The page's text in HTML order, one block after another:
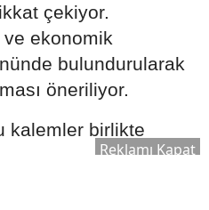
çekiyor.
ekonomik
bulundurularak
öneriliyor.
kalemler birlikte
Reklamı Kapat